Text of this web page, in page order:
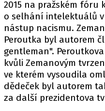
2015 na pražském
o selhání intelektuálů
nástup nacismu.
Peroutka byl autorem
gentleman".
kvůli Zemanovým
ve kterém vysoudila
dědeček byl autorem
za další prezidentova